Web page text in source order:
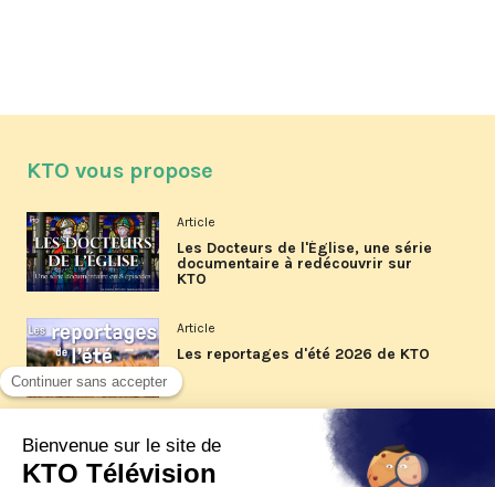
KTO vous propose
Article
Les Docteurs de l'Église, une série
documentaire à redécouvrir sur
KTO
Article
Les reportages d'été 2026 de KTO
La visite pastorale du pape Léon
XIV à Assise à suivre sur KTO le